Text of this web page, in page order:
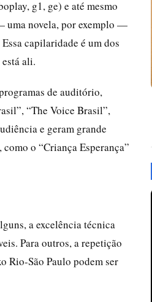
g1, ge) e até mesmo
uma novela, por exemplo —
capilaridade é um dos
ali.
de auditório,
“The Voice Brasil”,
e geram grande
o “Criança Esperança”
a excelência técnica
Para outros, a repetição
Rio-São Paulo podem ser